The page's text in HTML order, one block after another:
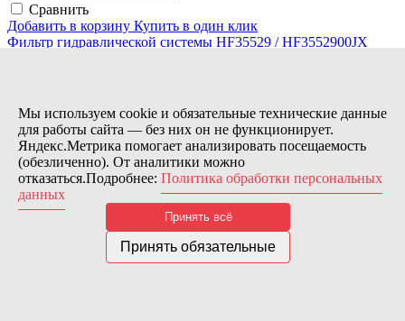
Сравнить
Добавить в корзину Купить в один клик
Фильтр гидравлической системы HF35529 / HF3552900JX
Добавить в корзинуКупить в один клик
Фильтр гидравлической системы HF35552 / HF3555200JX
20 980 ₽
Сравнить
Добавить в корзинуКупить в один клик
Фильтр гидравлической системы HF6011 / HF0601100
Мы используем cookie и обязательные технические данные
для работы сайта — без них он не функционирует.
Яндекс.Метрика помогает анализировать посещаемость
(обезличенно). От аналитики можно
отказаться.Подробнее: Политика обработки персональных
данных
Принять всё
Принять обязательные